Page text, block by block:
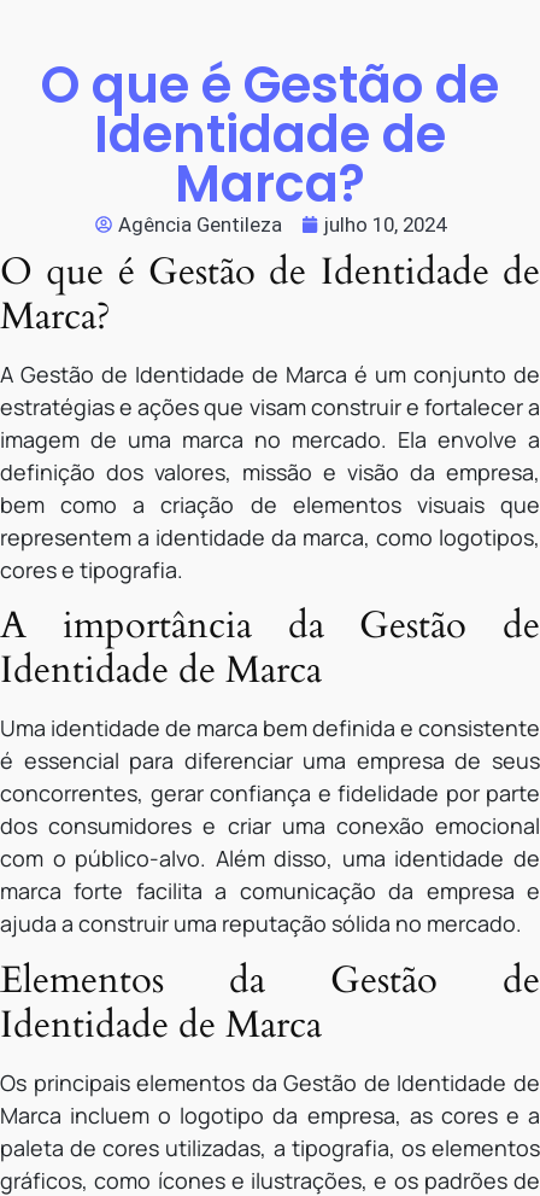
O que é Gestão de
Identidade de
Marca?
Agência Gentileza julho 10, 2024
O que é Gestão de Identidade de
Marca?
A Gestão de Identidade de Marca é um conjunto de
estratégias e ações que visam construir e fortalecer a
imagem de uma marca no mercado. Ela envolve a
definição dos valores, missão e visão da empresa,
bem como a criação de elementos visuais que
representem a identidade da marca, como logotipos,
cores e tipografia.
A importância da Gestão de
Identidade de Marca
Uma identidade de marca bem definida e consistente
é essencial para diferenciar uma empresa de seus
concorrentes, gerar confiança e fidelidade por parte
dos consumidores e criar uma conexão emocional
com o público-alvo. Além disso, uma identidade de
marca forte facilita a comunicação da empresa e
ajuda a construir uma reputação sólida no mercado.
Elementos da Gestão de
Identidade de Marca
Os principais elementos da Gestão de Identidade de
Marca incluem o logotipo da empresa, as cores e a
paleta de cores utilizadas, a tipografia, os elementos
gráficos, como ícones e ilustrações, e os padrões de